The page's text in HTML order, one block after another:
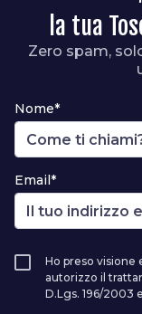
la tua
Zero spam,
Nome*
Email*
Ho preso visione
autorizzo il
D.Lgs. 196/2003